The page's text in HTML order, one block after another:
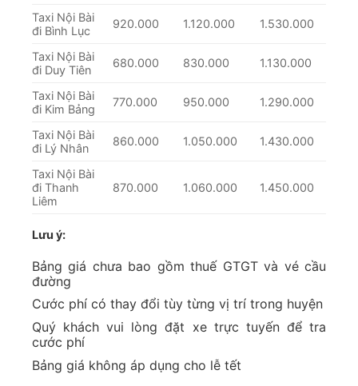
Taxi Nội Bài
đi Bình Lục
920.000 1.120.000 1.530.000
Taxi Nội Bài
đi Duy Tiên
680.000 830.000 1.130.000
Taxi Nội Bài
đi Kim Bảng
770.000 950.000 1.290.000
Taxi Nội Bài
đi Lý Nhân
860.000 1.050.000 1.430.000
Taxi Nội Bài
đi Thanh
Liêm
870.000 1.060.000 1.450.000
Lưu ý:
Bảng giá chưa bao gồm thuế GTGT và vé cầu
đường
Cước phí có thay đổi tùy từng vị trí trong huyện
Quý khách vui lòng đặt xe trực tuyến để tra
cước phí
Bảng giá không áp dụng cho lễ tết